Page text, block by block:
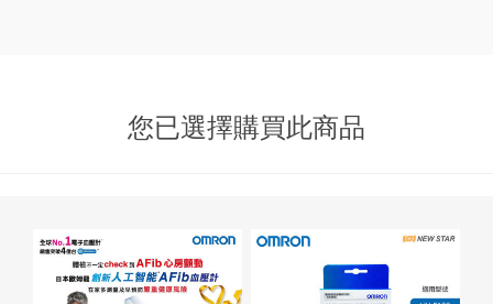
您已選擇購買此商品